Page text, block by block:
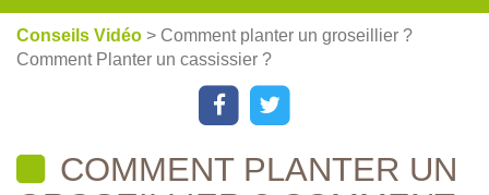
Conseils Vidéo > Comment planter un groseillier ?
Comment Planter un cassissier ?
COMMENT PLANTER UN